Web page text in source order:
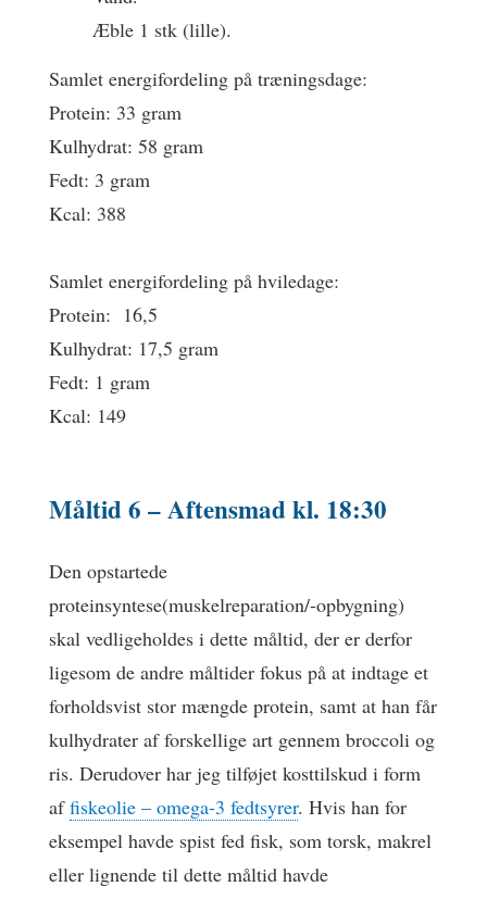
Æble 1 stk (lille).
Samlet energifordeling på træningsdage:
Protein: 33 gram
Kulhydrat: 58 gram
Fedt: 3 gram
Kcal: 388
Samlet energifordeling på hviledage:
Protein: 16,5
Kulhydrat: 17,5 gram
Fedt: 1 gram
Kcal: 149
Måltid 6 –Aftensmadkl. 18:30
Den opstartede
proteinsyntese(muskelreparation/-opbygning)
skal vedligeholdes i dette måltid, der er derfor
ligesom de andre måltider fokus på at indtage et
forholdsvist stor mængde protein, samt at han får
kulhydrater af forskellige art gennem broccoli og
ris. Derudover har jeg tilføjet kosttilskud i form
affiskeolie – omega-3 fedtsyrer. Hvis han for
eksempel havde spist fed fisk, som torsk, makrel
eller lignende til dette måltid havde